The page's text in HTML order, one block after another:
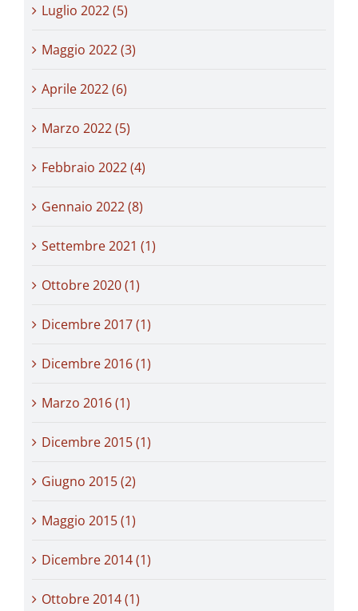
Luglio 2022 (5)
Maggio 2022 (3)
Aprile 2022 (6)
Marzo 2022 (5)
Febbraio 2022 (4)
Gennaio 2022 (8)
Settembre 2021 (1)
Ottobre 2020 (1)
Dicembre 2017 (1)
Dicembre 2016 (1)
Marzo 2016 (1)
Dicembre 2015 (1)
Giugno 2015 (2)
Maggio 2015 (1)
Dicembre 2014 (1)
Ottobre 2014 (1)